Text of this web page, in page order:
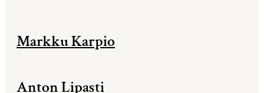
Markku Karpio
Anton Lipasti